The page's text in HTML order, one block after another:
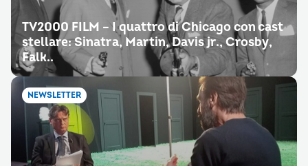
TV2000 FILM – I quattro di Chicago con cast
stellare: Sinatra, Martin, Davis jr., Crosby,
Falk..
NEWSLETTER